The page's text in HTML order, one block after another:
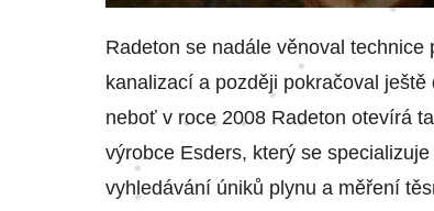
Radeton se nadále věnoval
kanalizací a později pokračoval
neboť v roce 2008 Radeton otevírá
výrobce Esders, který se
vyhledávání úniků plynu a měření